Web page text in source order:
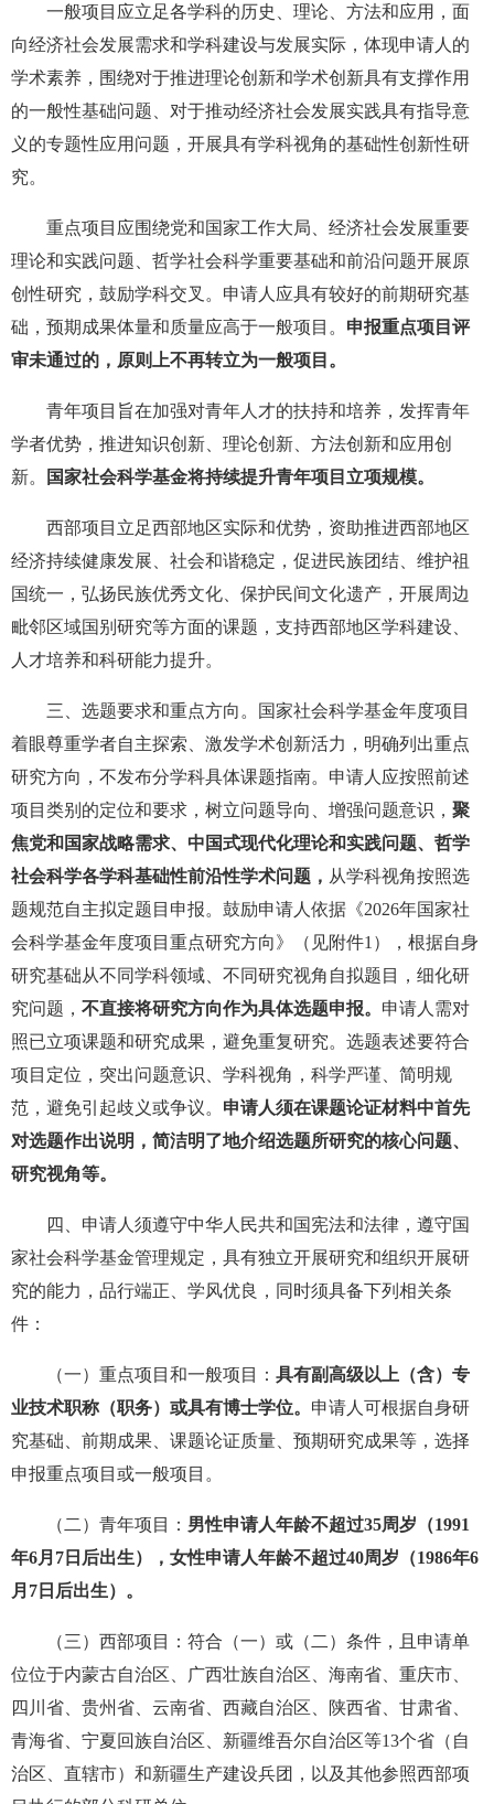
一般项目应立足各学科的历史、理论、方法和应用，面
向经济社会发展需求和学科建设与发展实际，体现申请人的
学术素养，围绕对于推进理论创新和学术创新具有支撑作用
的一般性基础问题、对于推动经济社会发展实践具有指导意
义的专题性应用问题，开展具有学科视角的基础性创新性研
究。
重点项目应围绕党和国家工作大局、经济社会发展重要
理论和实践问题、哲学社会科学重要基础和前沿问题开展原
创性研究，鼓励学科交叉。申请人应具有较好的前期研究基
础，预期成果体量和质量应高于一般项目。 申报重点项目评
审未通过的，原则上不再转立为一般项目。
青年项目旨在加强对青年人才的扶持和培养，发挥青年
学者优势，推进知识创新、理论创新、方法创新和应用创
新。
国家社会科学基金将持续提升青年项目立项规模。
西部项目立足西部地区实际和优势，资助推进西部地区
经济持续健康发展、社会和谐稳定，促进民族团结、维护祖
国统一，弘扬民族优秀文化、保护民间文化遗产，开展周边
毗邻区域国别研究等方面的课题，支持西部地区学科建设、
人才培养和科研能力提升。
三、选题要求和重点方向。国家社会科学基金年度项目
着眼尊重学者自主探索、激发学术创新活力，明确列出重点
研究方向，不发布分学科具体课题指南。申请人应按照前述
项目类别的定位和要求，树立问题导向、增强问题意识， 聚
焦党和国家战略需求、中国式现代化理论和实践问题、哲学
社会科学各学科基础性前沿性学术问题， 从学科视角按照选
题规范自主拟定题目申报。鼓励申请人依据《2026年国家社
会科学基金年度项目重点研究方向》（见附件1），根据自身
研究基础从不同学科领域、不同研究视角自拟题目，细化研
究问题， 不直接将研究方向作为具体选题申报。 申请人需对
照已立项课题和研究成果，避免重复研究。选题表述要符合
项目定位，突出问题意识、学科视角，科学严谨、简明规
范，避免引起歧义或争议。 申请人须在课题论证材料中首先
对选题作出说明，简洁明了地介绍选题所研究的核心问题、
研究视角等。
四、申请人须遵守中华人民共和国宪法和法律，遵守国
家社会科学基金管理规定，具有独立开展研究和组织开展研
究的能力，品行端正、学风优良，同时须具备下列相关条
件：
（一）重点项目和一般项目： 具有副高级以上（含）专
业技术职称（职务）或具有博士学位。 申请人可根据自身研
究基础、前期成果、课题论证质量、预期研究成果等，选择
申报重点项目或一般项目。
（二）青年项目： 男性申请人年龄不超过35周岁（1991
年6月7日后出生），女性申请人年龄不超过40周岁（1986年6
月7日后出生）。
（三）西部项目：符合（一）或（二）条件，且申请单
位位于内蒙古自治区、广西壮族自治区、海南省、重庆市、
四川省、贵州省、云南省、西藏自治区、陕西省、甘肃省、
青海省、宁夏回族自治区、新疆维吾尔自治区等13个省（自
治区、直辖市）和新疆生产建设兵团，以及其他参照西部项